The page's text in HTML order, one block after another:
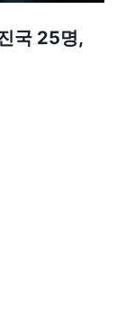
국 25명,